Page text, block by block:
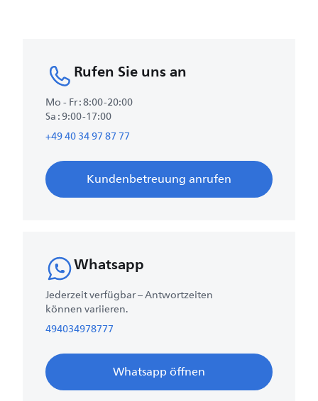
Rufen Sie uns an
Mo - Fr : 8:00-20:00
Sa : 9:00-17:00
+49 40 34 97 87 77
Kundenbetreuung anrufen
Whatsapp
Jederzeit verfügbar – Antwortzeiten
können variieren.
494034978777
Whatsapp öffnen